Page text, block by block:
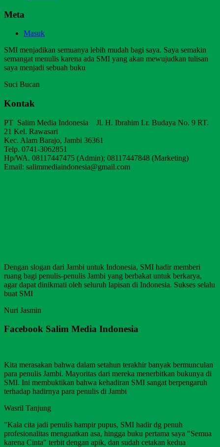
Meta
Masuk
SMI menjadikan semuanya lebih mudah bagi saya. Saya semakin
semangat menulis karena ada SMI yang akan mewujudkan tulisan
saya menjadi sebuah buku
Suci Bucan
Kontak
PT Salim Media Indonesia Jl. H. Ibrahim Lr. Budaya No. 9 RT.
21 Kel. Rawasari
Kec. Alam Barajo, Jambi 36361
Telp. 0741-3062851
Hp/WA. 08117447475 (Admin); 08117447848 (Marketing)
Email: salimmediaindonesia@gmail.com
Dengan slogan dari Jambi untuk Indonesia, SMI hadir memberi
ruang bagi penulis-penulis Jambi yang berbakat untuk berkarya,
agar dapat dinikmati oleh seluruh lapisan di Indonesia. Sukses selalu
buat SMI
Nuri Jasmin
Facebook Salim Media Indonesia
Kita merasakan bahwa dalam setahun terakhir banyak bermunculan
para penulis Jambi. Mayoritas dari mereka menerbitkan bukunya di
SMI. Ini membuktikan bahwa kehadiran SMI sangat berpengaruh
terhadap hadirnya para penulis di Jambi
Wasril Tanjung
"Kala cita jadi penulis hampir pupus, SMI hadir dg penuh
profesionalitas menguatkan asa, hingga buku pertama saya "Semua
karena Cinta" terbit dengan apik, dan sudah cetakan kedua